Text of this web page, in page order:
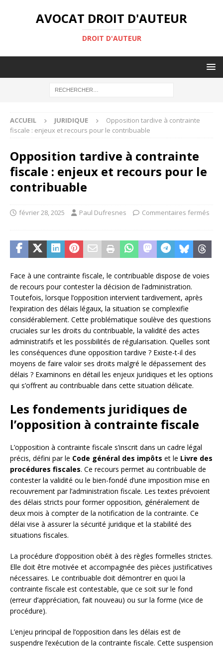
AVOCAT DROIT D'AUTEUR
DROIT D'AUTEUR
ACCUEIL JURIDIQUE
Opposition tardive à contrainte
fiscale : enjeux et recours pour le contribuable
Opposition tardive à contrainte
fiscale : enjeux et recours pour le
contribuable
février 28, 2025 Paul Dufresnes Commentaires fermés
Face à une contrainte fiscale, le contribuable dispose de voies
de recours pour contester la décision de l’administration.
Toutefois, lorsque l’opposition intervient tardivement, après
l’expiration des délais légaux, la situation se complexifie
considérablement. Cette problématique soulève des questions
cruciales sur les droits du contribuable, la validité des actes
administratifs et les possibilités de régularisation. Quelles sont
les conséquences d’une opposition tardive ? Existe-t-il des
moyens de faire valoir ses droits malgré le dépassement des
délais ? Examinons en détail les enjeux juridiques et les options
qui s’offrent au contribuable dans cette situation délicate.
Les fondements juridiques de
l’opposition à contrainte fiscale
L’opposition à contrainte fiscale s’inscrit dans un cadre légal
précis, défini par le Code général des impôts et le Livre des
procédures fiscales. Ce recours permet au contribuable de
contester la validité ou le bien-fondé d’une imposition mise en
recouvrement par l’administration fiscale. Les textes prévoient
des délais stricts pour former opposition, généralement de
deux mois à compter de la notification de la contrainte. Ce
délai vise à assurer la sécurité juridique et la stabilité des
situations fiscales.
La procédure d’opposition obéit à des règles formelles strictes.
Elle doit être motivée et accompagnée des pièces justificatives
nécessaires. Le contribuable doit démontrer en quoi la
contrainte fiscale est contestable, que ce soit sur le fond
(erreur d’appréciation, fait nouveau) ou sur la forme (vice de
procédure).
L’enjeu principal de l’opposition dans les délais est de
suspendre l’exécution de la contrainte fiscale. Cette suspension